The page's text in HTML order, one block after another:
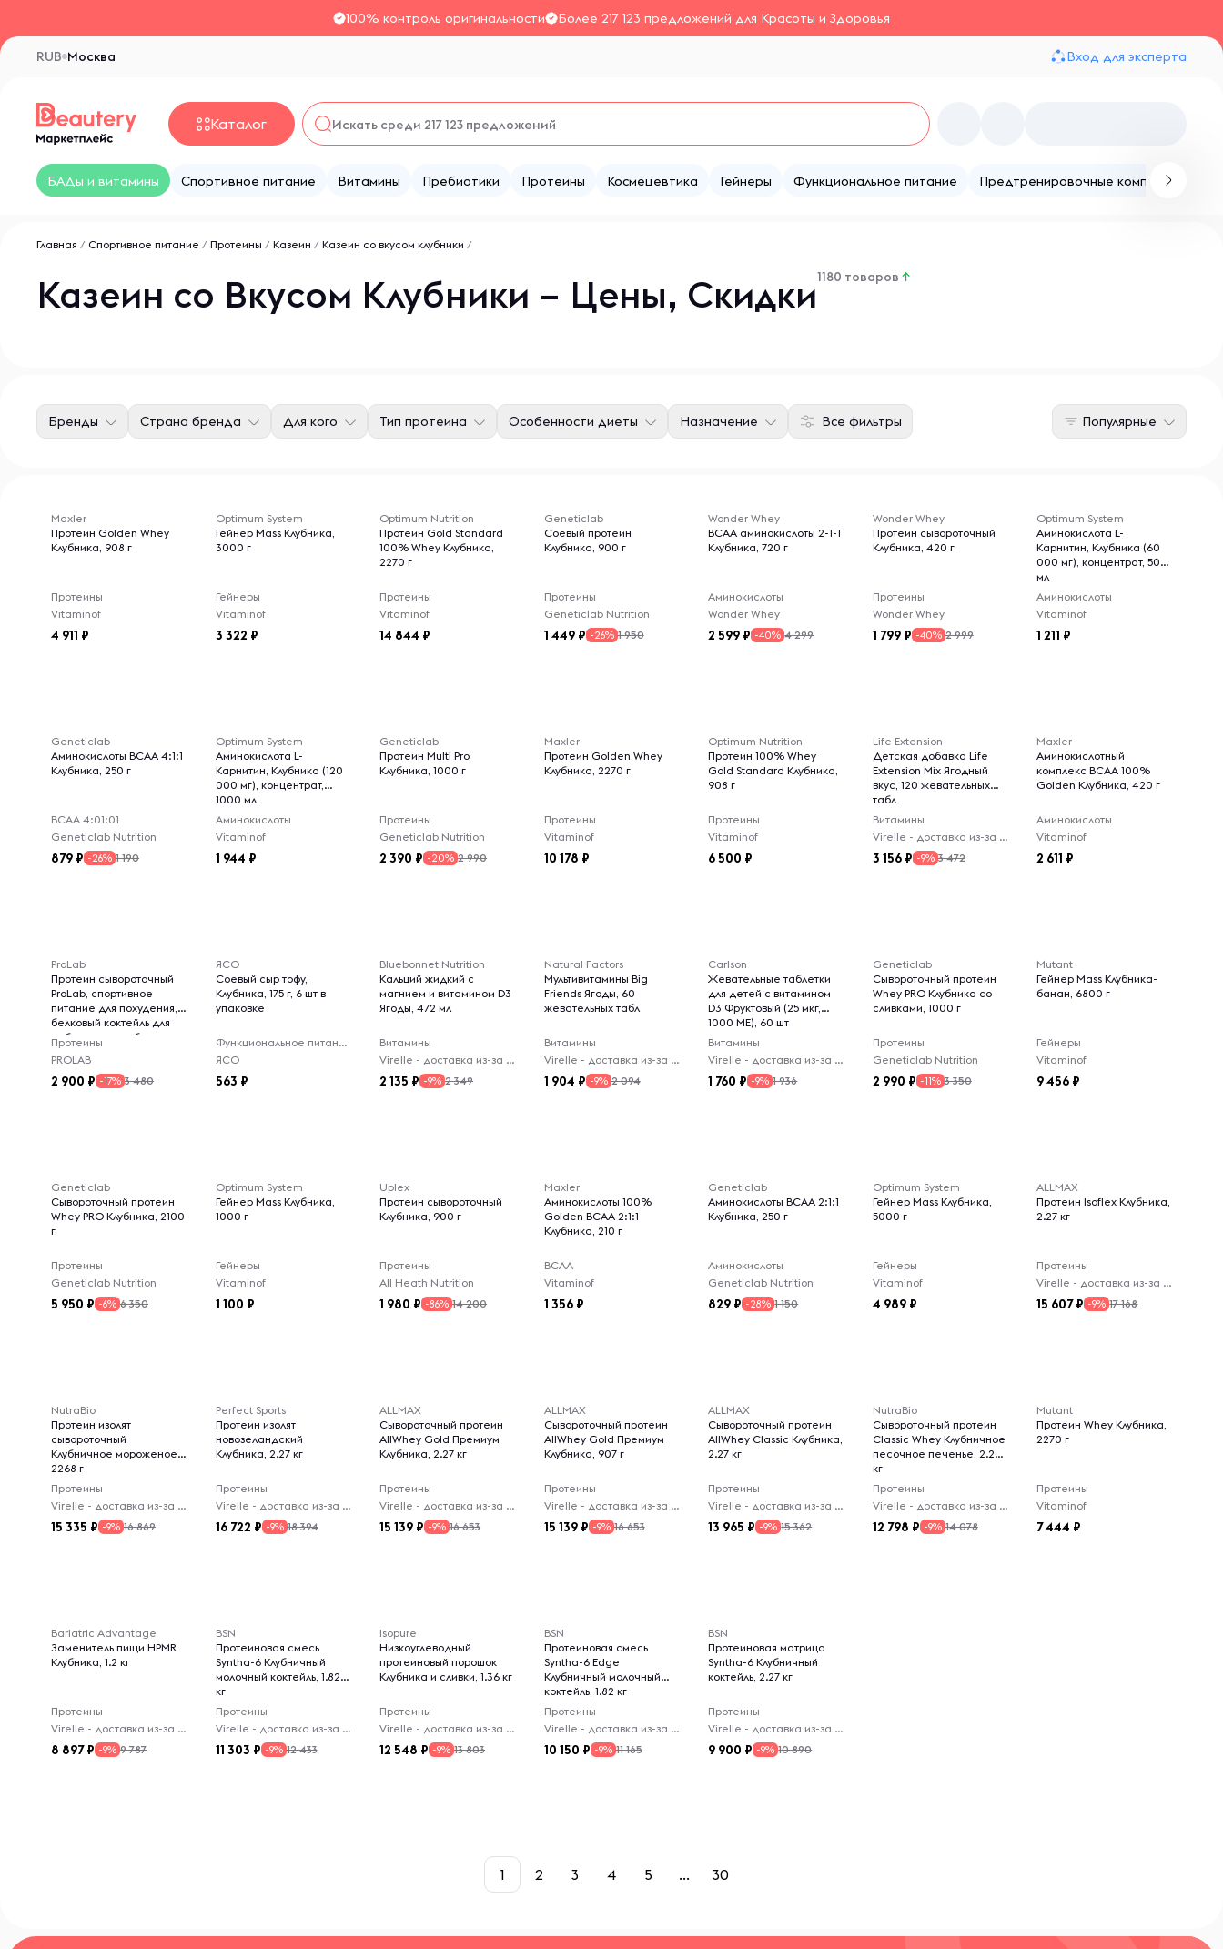
100% контроль оригинальности Более 217 123 предложений для Красоты и Здоровья
Москва
RUB Вход для эксперта
Каталог
БАДы и витамины Спортивное питание Витамины Пребиотики Протеины Космецевтика Гейнеры Функциональное питание Предтренировочные комплексы
Главная / Спортивное питание / Протеины / Казеин / Казеин со вкусом клубники /
Казеин со Вкусом Клубники – Цены, Скидки1180 товаров ↑
Все фильтры
Бренды Страна бренда Для кого Тип протеина Особенности диеты Назначение Популярные
Maxler
Протеин Golden Whey
Клубника, 908 г
Протеины
Vitaminof
4 911
Optimum System
Гейнер Mass Клубника,
3000 г
Гейнеры
Vitaminof
3 322
Optimum Nutrition
Протеин Gold Standard
100% Whey Клубника,
2270 г
Протеины
Vitaminof
14 844
Geneticlab
Соевый протеин
Клубника, 900 г
Протеины
Geneticlab Nutrition
1 449 -26% 1 950
Wonder Whey
BCAA аминокислоты 2-1-1
Клубника, 720 г
Аминокислоты
Wonder Whey
2 599 -40% 4 299
Wonder Whey
Протеин сывороточный
Клубника, 420 г
Протеины
Wonder Whey
1 799 -40% 2 999
Optimum System
Аминокислота L-
Карнитин, Клубника (60
000 мг), концентрат, 500
мл
Аминокислоты
Vitaminof
1 211
Geneticlab
Аминокислоты BCAA 4:1:1
Клубника, 250 г
ВСАА 4:01:01
Geneticlab Nutrition
879 -26% 1 190
Optimum System
Аминокислота L-
Карнитин, Клубника (120
000 мг), концентрат,
1000 мл
Аминокислоты
Vitaminof
1 944
Geneticlab
Протеин Multi Pro
Клубника, 1000 г
Протеины
Geneticlab Nutrition
2 390 -20% 2 990
Maxler
Протеин Golden Whey
Клубника, 2270 г
Протеины
Vitaminof
10 178
Optimum Nutrition
Протеин 100% Whey
Gold Standard Клубника,
908 г
Протеины
Vitaminof
6 500
Life Extension
Детская добавка Life
Extension Mix Ягодный
вкус, 120 жевательных
табл
Витамины
Virelle - доставка из-за рубежа
3 156 -9% 3 472
Maxler
Аминокислотный
комплекс BCAA 100%
Golden Клубника, 420 г
Аминокислоты
Vitaminof
2 611
ProLab
Протеин сывороточный
ProLab, спортивное
питание для похудения,
белковый коктейль для
набора массы, банан
клубника, 825г
Протеины
PROLAB
2 900 -17% 3 480
ЯСО
Соевый сыр тофу,
Клубника, 175 г, 6 шт в
упаковке
Функциональное питание
ЯСО
563
Bluebonnet Nutrition
Кальций жидкий с
магнием и витамином D3
Ягоды, 472 мл
Витамины
Virelle - доставка из-за рубежа
2 135 -9% 2 349
Natural Factors
Мультивитамины Big
Friends Ягоды, 60
жевательных табл
Витамины
Virelle - доставка из-за рубежа
1 904 -9% 2 094
Carlson
Жевательные таблетки
для детей с витамином
D3 Фруктовый (25 мкг,
1000 МЕ), 60 шт
Витамины
Virelle - доставка из-за рубежа
1 760 -9% 1 936
Geneticlab
Сывороточный протеин
Whey PRO Клубника со
сливками, 1000 г
Протеины
Geneticlab Nutrition
2 990 -11% 3 350
Mutant
Гейнер Mass Клубника-
банан, 6800 г
Гейнеры
Vitaminof
9 456
Geneticlab
Сывороточный протеин
Whey PRO Клубника, 2100
г
Протеины
Geneticlab Nutrition
5 950 -6% 6 350
Optimum System
Гейнер Mass Клубника,
1000 г
Гейнеры
Vitaminof
1 100
Uplex
Протеин сывороточный
Клубника, 900 г
Протеины
All Heath Nutrition
1 980 -86% 14 200
Maxler
Аминокислоты 100%
Golden BCAA 2:1:1
Клубника, 210 г
BCAA
Vitaminof
1 356
Geneticlab
Аминокислоты BCAA 2:1:1
Клубника, 250 г
Аминокислоты
Geneticlab Nutrition
829 -28% 1 150
Optimum System
Гейнер Mass Клубника,
5000 г
Гейнеры
Vitaminof
4 989
ALLMAX
Протеин Isoflex Клубника,
2.27 кг
Протеины
Virelle - доставка из-за рубежа
15 607 -9% 17 168
NutraBio
Протеин изолят
сывороточный
Клубничное мороженое,
2268 г
Протеины
Virelle - доставка из-за рубежа
15 335 -9% 16 869
Perfect Sports
Протеин изолят
новозеландский
Клубника, 2.27 кг
Протеины
Virelle - доставка из-за рубежа
16 722 -9% 18 394
ALLMAX
Сывороточный протеин
AllWhey Gold Премиум
Клубника, 2.27 кг
Протеины
Virelle - доставка из-за рубежа
15 139 -9% 16 653
ALLMAX
Сывороточный протеин
AllWhey Gold Премиум
Клубника, 907 г
Протеины
Virelle - доставка из-за рубежа
15 139 -9% 16 653
ALLMAX
Сывороточный протеин
AllWhey Classic Клубника,
2.27 кг
Протеины
Virelle - доставка из-за рубежа
13 965 -9% 15 362
NutraBio
Сывороточный протеин
Classic Whey Клубничное
песочное печенье, 2.27
кг
Протеины
Virelle - доставка из-за рубежа
12 798 -9% 14 078
Mutant
Протеин Whey Клубника,
2270 г
Протеины
Vitaminof
7 444
Bariatric Advantage
Заменитель пищи HPMR
Клубника, 1.2 кг
Протеины
Virelle - доставка из-за рубежа
8 897 -9% 9 787
BSN
Протеиновая смесь
Syntha-6 Клубничный
молочный коктейль, 1.82
кг
Протеины
Virelle - доставка из-за рубежа
11 303 -9% 12 433
Isopure
Низкоуглеводный
протеиновый порошок
Клубника и сливки, 1.36 кг
Протеины
Virelle - доставка из-за рубежа
12 548 -9% 13 803
BSN
Протеиновая смесь
Syntha-6 Edge
Клубничный молочный
коктейль, 1.82 кг
Протеины
Virelle - доставка из-за рубежа
10 150 -9% 11 165
BSN
Протеиновая матрица
Syntha-6 Клубничный
коктейль, 2.27 кг
Протеины
Virelle - доставка из-за рубежа
9 900 -9% 10 890
1 2 3 4 5 ... 30